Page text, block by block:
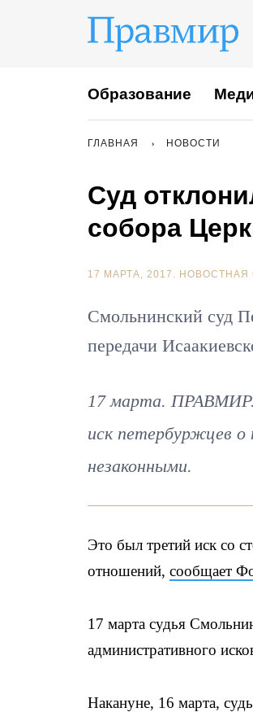
Образование
ГЛАВНАЯ НОВОСТИ
Суд
собора
17 МАРТА, 2017. НОВОСТНАЯ
Смольнинский суд
передачи
17 марта. ПРАВМИР.
иск петербуржцев о
незаконными.
Это был третий иск со
отношений, сообщает
17 марта судья
административного
Накануне, 16 марта,